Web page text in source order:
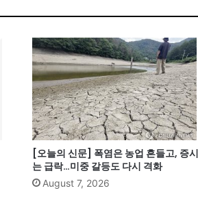
[오늘의 신문] 폭염은 농업 흔들고, 증시
는 급락…미중 갈등도 다시 격화
August 7, 2026